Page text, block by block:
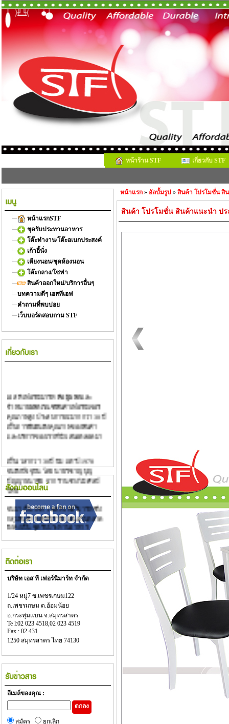
หน้าร้าน STF เกี่ยวกับ STF
หน้าแรกSTF
ชุดรับประทานอาหาร
โต๊ะทำงาน/โต๊ะอเนกประสงค์
เก้าอี้นั่ง
เตียงนอน/ชุดห้องนอน
โต๊ะกลาง/โซฟา
สินค้าออกใหม่/บริการอื่นๆ
บทความดีๆ เอสทีเอฟ
คำถามที่พบบ่อย
เว็บบอร์ดสอบถาม STF
เอส ที เฟอร์นิมาร์ท คือ ผู้ผลิตและ
จำหน่ายผลิตภัณฑ์สินค้าเฟอร์นิเจอร์
คุณภาพสูง ประสบการณ์มากกว่า 30 ปี
เป็นการยืนยันถึงคุณภาพของสินค้า
และบริการของเราที่นำเสนอตลอดมา
เป็นเวลากว่า 30 ปี นับ แต่ ปี 1978
จนถึงปัจจุบัน โดย นายวิชาญ บุญ
ปัญญาธนาชัย จาก ร้านช่างไม้ ศิลป์
ไทย
จนมาเป็น บจก. เอส.ที.เฟอร์ิมาร์ท ซึ่ง
กลุ่มสินค้า หลักที่เรานำเสนอในตลาด
ยังคงเป็น ชุดรับประทานอาหาร
และเครื่องเรือนเฟอร์นิเจอร์ จากไม้
ยางพาราคุณภาพสูง
บริษัท เอส ที เฟอร์นิมาร์ท จำกัด
1/24 หมู่7 ซ.เพชรเกษม122
ถ.เพชรเกษม ต.อ้อมน้อย
อ.กระทุ่มแบน จ.สมุทรสาคร
Te l:02 023 4518,02 023 4519
Fax : 02 431
1250 สมุทรสาคร ไทย 74130
อีเมล์ของคุณ :
ตกลง
สมัคร ยกเลิก
หน้าแรก» อัลบั้มรูป » สินค้า โปรโมชั่น สิ
สินค้า โปรโมชั่น สินค้าแนะนำ ปร